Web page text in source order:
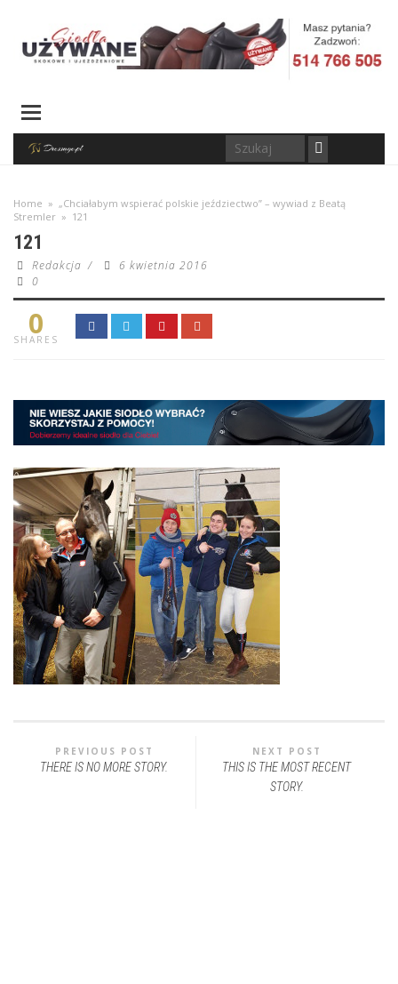
Home » „Chciałabym wspierać polskie jeździectwo” – wywiad z Beatą
Stremler » 121
121
Redakcja /
6 kwietnia 2016
0
0
SHARES
PREVIOUS POST
THERE IS NO MORE STORY.
NEXT POST
THIS IS THE MOST RECENT
STORY.